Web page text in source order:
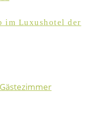
im Luxushotel der